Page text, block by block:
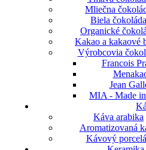
Mliečna
Biela čokoláda
Organické
Kakao a kakaové
Výrobcovia
Francois
Jean
MIA - Made
Káva arabika
Aromatizovaná
Kávový